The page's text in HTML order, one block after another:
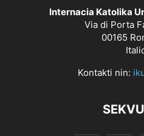
Internacia Katolika
Via di Porta
00165
Kontakti nin: